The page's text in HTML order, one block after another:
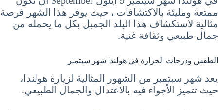
ممتعة ومليئة بالاكتشافات ، حيث يوفر هذا الشهر فرصة
مثالية لاستكشاف هذا البلد الجميل بكل ما يحمله من
جمال طبيعي وثقافة غنية.
الطقس ودرجات الحرارة في هولندا شهر سبتمبر
يعد شهر سبتمبر من الشهور المثالية لزيارة هولندا،
حيث تتميز الأجواء فيه بالاعتدال والجمال الطبيعي.